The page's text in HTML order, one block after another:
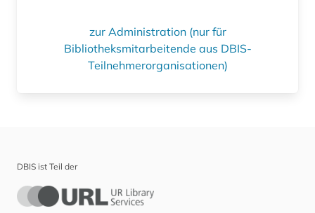
zur Administration (nur für
Bibliotheksmitarbeitende aus DBIS-
Teilnehmerorganisationen)
DBIS ist Teil der